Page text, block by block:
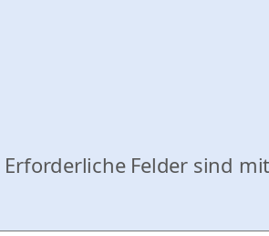
Erforderliche Felder sind mit